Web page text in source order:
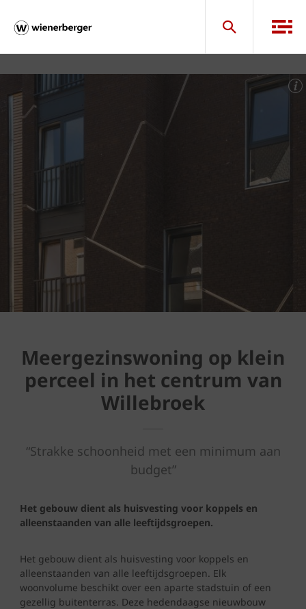
Meergezinswoning op klein
perceel in het centrum van
Willebroek
“Strakke schoonheid met een minimum aan
budget”
Het gebouw dient als huisvesting voor koppels en
alleenstaanden van alle leeftijdsgroepen.
Het gebouw dient als huisvesting voor koppels en
alleenstaanden van alle leeftijdsgroepen. Elk
woonvolume beschikt over een aparte stadstuin of een
gezellig buitenterras. Deze hedendaagse nieuwbouw